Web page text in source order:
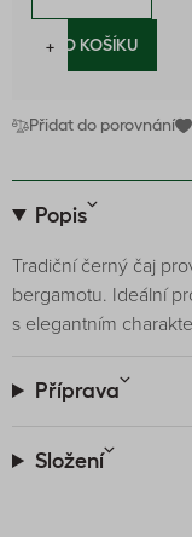
−
+DO KOŠÍKU
Přidat do porovnání
Popis
Tradiční černý čaj
bergamotu. Ideální
s elegantním
Příprava
Složení